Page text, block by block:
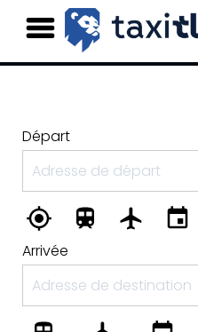
Départ
Arrivée